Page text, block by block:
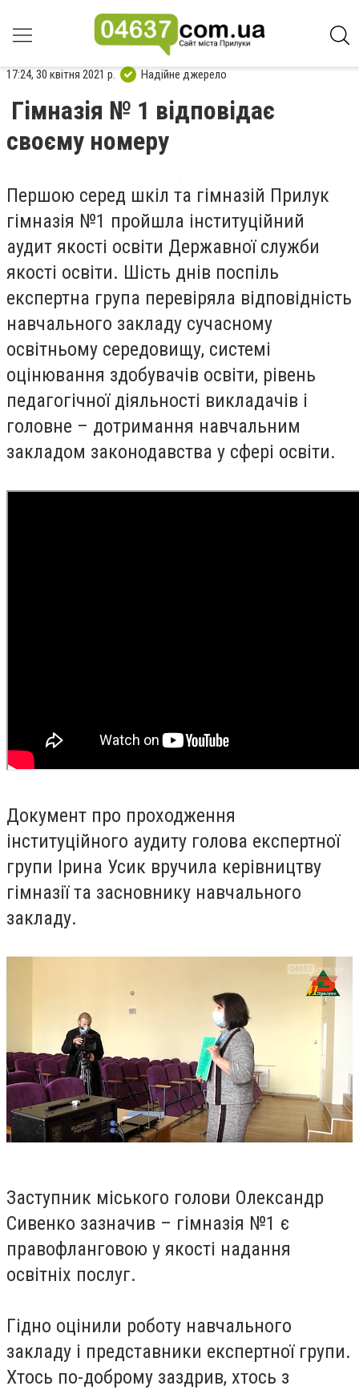
17:24, 30 квітня 2021 р. Надійне джерело
Гімназія № 1 відповідає
своєму номеру
Першою серед шкіл та гімназій Прилук
гімназія №1 пройшла інституційний
аудит якості освіти Державної служби
якості освіти. Шість днів поспіль
експертна група перевіряла відповідність
навчального закладу сучасному
освітньому середовищу, системі
оцінювання здобувачів освіти, рівень
педагогічної діяльності викладачів і
головне – дотримання навчальним
закладом законодавства у сфері освіти.
Документ про проходження
інституційного аудиту голова експертної
групи Ірина Усик вручила керівництву
гімназії та засновнику навчального
закладу.
Заступник міського голови Олександр
Сивенко зазначив – гімназія №1 є
правофланговою у якості надання
освітніх послуг.
Гідно оцінили роботу навчального
закладу і представники експертної групи.
Хтось по-доброму заздрив, хтось з